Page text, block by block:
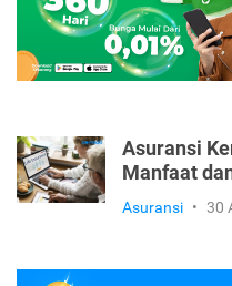
Asuransi
Manfaat
Asuransi • 30